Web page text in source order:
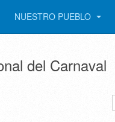
NUESTRO PUEBLO
del Carnaval